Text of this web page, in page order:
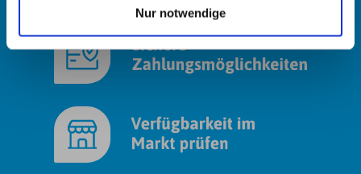
Datenschutzerklärung. Link zu
unsererDatenschutzerklärung. Link zumImpressum.
Nur notwendige